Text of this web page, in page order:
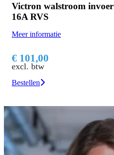
Victron walstroom invoer
16A RVS
Meer informatie
€ 101,00
excl. btw
Bestellen